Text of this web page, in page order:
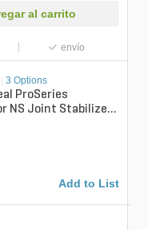
al carrito
envío
3 Options
ProSeries
NS Joint Stabilizer
Add to List